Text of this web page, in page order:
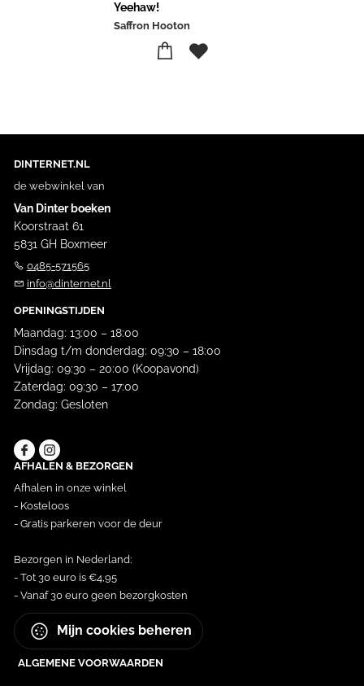
Yeehaw!
Saffron Hooton
DINTERNET.NL
de webwinkel van
Van Dinter boeken
Koorstraat 61
5831 GH Boxmeer
0485-571565
info@dinternet.nl
OPENINGSTIJDEN
Maandag: 13:00 – 18:00
Dinsdag t/m donderdag: 09:30 – 18:00
Vrijdag: 09:30 – 20:00 (Koopavond)
Zaterdag: 09:30 – 17:00
Zondag: Gesloten
AFHALEN & BEZORGEN
Afhalen in onze winkel
- Kosteloos
- Gratis parkeren voor de deur
Bezorgen in Nederland:
- Tot 30 euro is €4,95
- Vanaf 30 euro geen bezorgkosten
Mijn cookies beheren
ALGEMENE VOORWAARDEN